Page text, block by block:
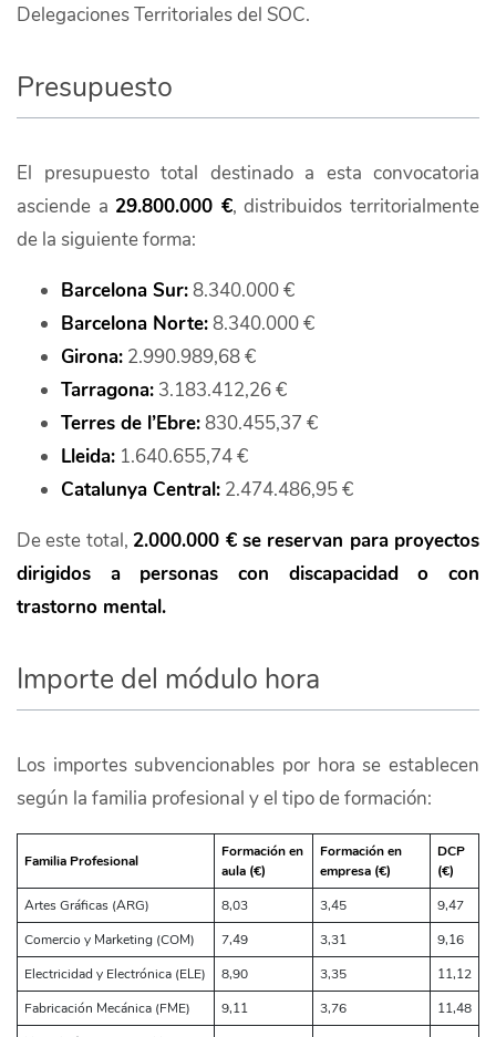
Delegaciones Territoriales del SOC.
Presupuesto
El presupuesto total destinado a esta convocatoria
asciende a 29.800.000 €, distribuidos territorialmente
de la siguiente forma:
Barcelona Sur:8.340.000 €
Barcelona Norte:8.340.000 €
Girona: 2.990.989,68 €
Tarragona: 3.183.412,26 €
Terres de l’Ebre:830.455,37 €
Lleida: 1.640.655,74 €
Catalunya Central: 2.474.486,95 €
De este total, 2.000.000 € se reservan para proyectos
dirigidos a personas con discapacidad o con
trastorno mental.
Importe del módulo hora
Los importes subvencionables por hora se establecen
según la familia profesional y el tipo de formación:
Familia Profesional
Formación en
aula (€)
Formación en
empresa (€)
DCP
(€)
Artes Gráficas (ARG)
8,03 3,45
9,47
Comercio y Marketing (COM)
7,49 3,31
9,16
Electricidad y Electrónica (ELE)
8,90 3,35
11,12
Fabricación Mecánica (FME)
9,11 3,76
11,48